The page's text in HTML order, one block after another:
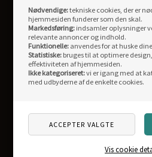
Nødvendige:tekniske cookies, der er
hjemmesiden funderer som den skal.
Markedsføring: indsamler oplysninger
relevante annoncer og indhold.
Funktionelle: anvendes for at huske
Statistiske: bruges til at optimere
effektiviteten af hjemmesiden.
Ikke kategoriseret:vi er igang med at
med udbyderne af de enkelte cookies.
Vis cookie
Storegade 12
DK-6880 Tarm
Åbningstider fysisk butik:
man-fre: 10.00-17.30
Weekend og helligdage: lukket
Centervej 11